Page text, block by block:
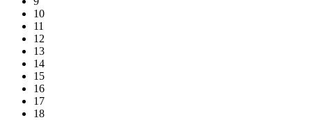
10
11
12
13
14
15
16
17
18